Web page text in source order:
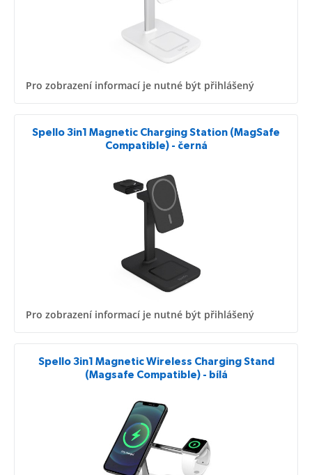
Pro zobrazení informací je nutné být přihlášený
Spello 3in1 Magnetic Charging Station (MagSafe
Compatible) - černá
Pro zobrazení informací je nutné být přihlášený
Spello 3in1 Magnetic Wireless Charging Stand
(Magsafe Compatible) - bílá